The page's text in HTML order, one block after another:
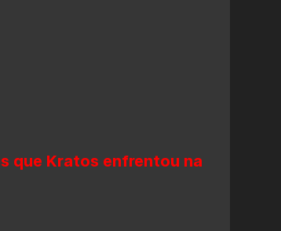
que Kratos enfrentou na